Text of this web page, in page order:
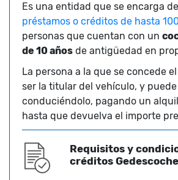
Es una entidad que se encarga
préstamos o créditos de hasta
personas que cuentan con un
de 10 años de antigüedad en
La persona a la que se concede
ser la titular del vehículo, y
conduciéndolo, pagando un
hasta que devuelva el importe
Requisitos y
créditos Gedescoche